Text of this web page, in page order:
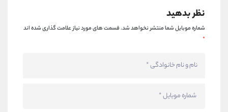
نظر بدهید
شماره موبایل شما منتشر نخواهد شد.قسمت های مورد نیاز علامت گذاری شده اند
*